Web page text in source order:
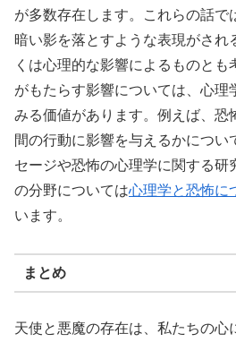
が多数存在します。これらの話で
暗い影を落とすような表現がされ
くは心理的な影響によるものとも
がもたらす影響については、心理
みる価値があります。例えば、恐
間の行動に影響を与えるかについ
セージや恐怖の心理学に関する研
の分野については心理学と恐怖に
います。
まとめ
天使と悪魔の存在は、私たちの心